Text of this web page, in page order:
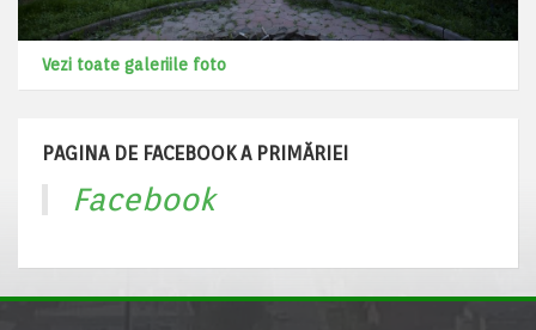
Vezi toate galeriile foto
PAGINA DE FACEBOOK A PRIMĂRIEI
Facebook